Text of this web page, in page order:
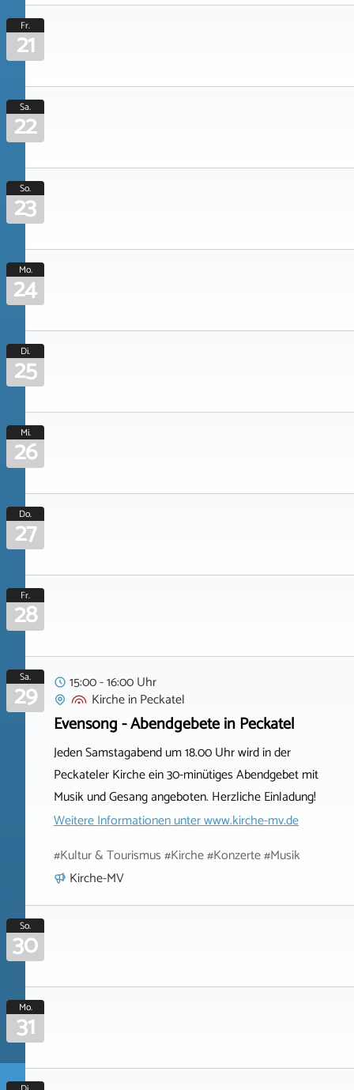
Fr.
21
Sa.
22
So.
23
Mo.
24
Di.
25
Mi.
26
Do.
27
Fr.
28
Sa.
29
15:00 - 16:00 Uhr
KircheinPeckatel
Evensong - Abendgebete in Peckatel
Jeden Samstagabend um 18.00 Uhr wird in der
Peckateler Kirche ein 30-minütiges Abendgebet mit
Musik und Gesang angeboten. Herzliche Einladung!
Weitere Informationen unterwww.kirche-mv.de
#Kultur & Tourismus #Kirche #Konzerte #Musik
Kirche-MV
So.
30
Mo.
31